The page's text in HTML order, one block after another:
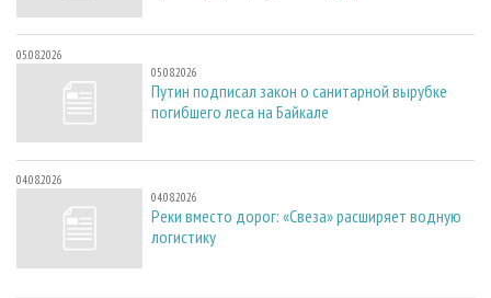
05.08.2026
05.08.2026
Путин подписал закон о санитарной вырубке
погибшего леса на Байкале
04.08.2026
04.08.2026
Реки вместо дорог: «Свеза» расширяет водную
логистику